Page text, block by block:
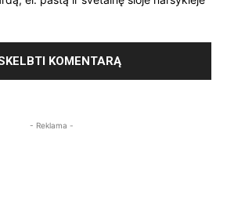
- Reklama -